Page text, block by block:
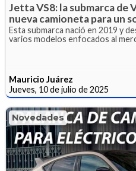
Jetta VS8: la submarca de
nueva camioneta para un
Esta submarca nació en 2019 y
varios modelos enfocados al
Mauricio Juárez
Jueves, 10 de julio de 2025
Novedades